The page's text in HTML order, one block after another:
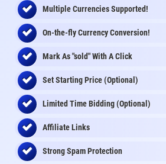
Multiple Currencies Supported!
On-the-flyCurrency Conversion!
Mark As "sold" With A Click
Set Starting Price (Optional)
Limited Time Bidding (Optional)
Affiliate Links
Strong Spam Protection